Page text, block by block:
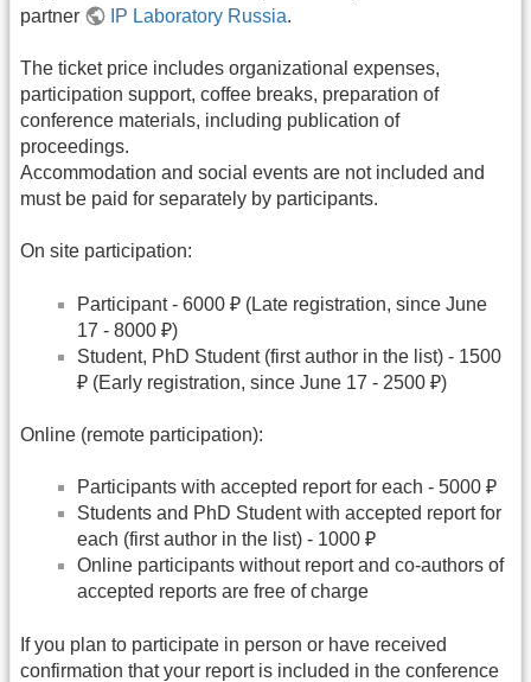
partner
IP Laboratory Russia.
The ticket price includes organizational expenses,
participation support, coffee breaks, preparation of
conference materials, including publication of
proceedings.
Accommodation and social events are not included and
must be paid for separately by participants.
On site participation:
Participant - 6000 ₽ (Late registration, since June
17 - 8000 ₽)
Student, PhD Student (first author in the list) - 1500
₽ (Early registration, since June 17 - 2500 ₽)
Online (remote participation):
Рarticipants with accepted report for each - 5000 ₽
Students and PhD Student with accepted report for
each (first author in the list) - 1000 ₽
Online participants without report and co-authors of
accepted reports are free of charge
If you plan to participate in person or have received
confirmation that your report is included in the conference